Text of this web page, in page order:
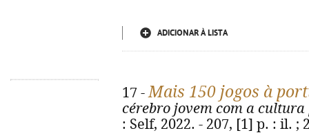
ADICIONAR À LISTA
17 -Mais 150 jogos à
cérebro jovem com a cultura
: Self, 2022. - 207, [1] p. : il. ;